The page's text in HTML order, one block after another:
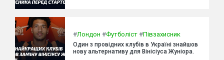
#Лондон #Футболіст #Півзахисник
Один з провідних клубів в Україні знайшов
нову альтернативу для Вінісіуса Жуніора.